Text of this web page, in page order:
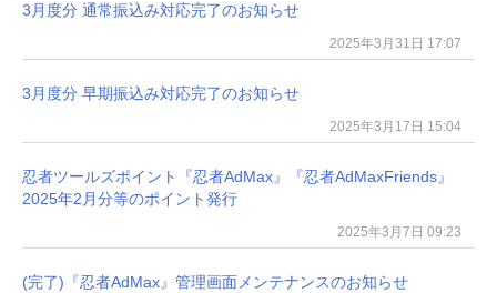
3月度分 通常振込み対応完了のお知らせ
2025年3月31日 17:07
3月度分 早期振込み対応完了のお知らせ
2025年3月17日 15:04
忍者ツールズポイント『忍者AdMax』『忍者AdMaxFriends』
2025年2月分等のポイント発行
2025年3月7日 09:23
(完了)『忍者AdMax』管理画面メンテナンスのお知らせ